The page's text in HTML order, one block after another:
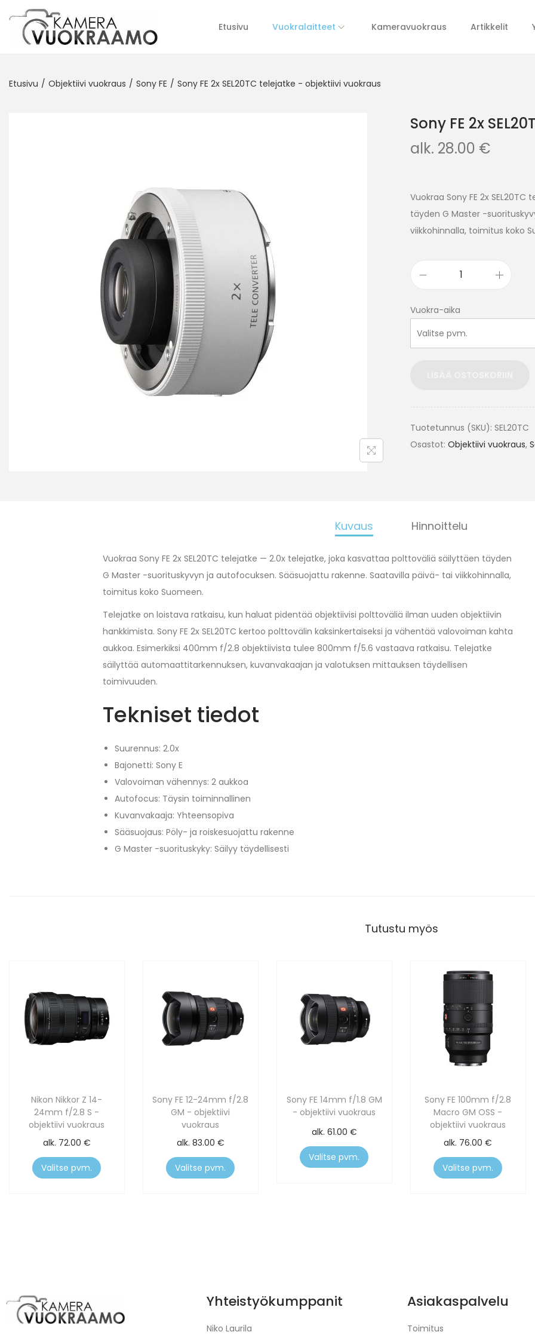
Etusivu Vuokralaitteet Kameravuokraus Artikkelit
Etusivu / Objektiivi vuokraus / Sony FE / Sony FE 2x SEL20TC telejatke - objektiivi vuokraus
Sony FE 2x
alk. 28.00 €
Vuokraa Sony FE 2x
täyden G Master -
viikkohinnalla, toimitus koko
Vuokra-aika
Tuotetunnus (SKU): SEL20TC
Osastot: Objektiivi vuokraus,
Kuvaus Hinnoittelu
Vuokraa Sony FE 2x SEL20TC telejatke — 2.0x telejatke, joka kasvattaa polttoväliä säilyttäen täyden
G Master -suorituskyvyn ja autofocuksen. Sääsuojattu rakenne. Saatavilla päivä- tai viikkohinnalla,
toimitus koko Suomeen.
Telejatke on loistava ratkaisu, kun haluat pidentää objektiivisi polttoväliä ilman uuden objektiivin
hankkimista. Sony FE 2x SEL20TC kertoo polttovälin kaksinkertaiseksi ja vähentää valovoiman kahta
aukkoa. Esimerkiksi 400mm f/2.8 objektiivista tulee 800mm f/5.6 vastaava ratkaisu. Telejatke
säilyttää automaattitarkennuksen, kuvanvakaajan ja valotuksen mittauksen täydellisen
toimivuuden.
Tekniset tiedot
Suurennus: 2.0x
Bajonetti: Sony E
Valovoiman vähennys: 2 aukkoa
Autofocus: Täysin toiminnallinen
Kuvanvakaaja: Yhteensopiva
Sääsuojaus: Pöly- ja roiskesuojattu rakenne
G Master -suorituskyky: Säilyy täydellisesti
Tutustu myös
Nikon Nikkor Z 14-
24mm f/2.8 S -
objektiivi vuokraus
alk. 72.00 €
Valitse pvm.
Sony FE 12-24mm f/2.8
GM - objektiivi
vuokraus
alk. 83.00 €
Valitse pvm.
Sony FE 14mm f/1.8 GM
- objektiivi vuokraus
alk. 61.00 €
Valitse pvm.
Sony FE 100mm f/2.8
Macro GM OSS -
objektiivi vuokraus
alk. 76.00€
Valitse pvm.
Yhteistyökumppanit
Niko Laurila
Asiakaspalvelu
Toimitus